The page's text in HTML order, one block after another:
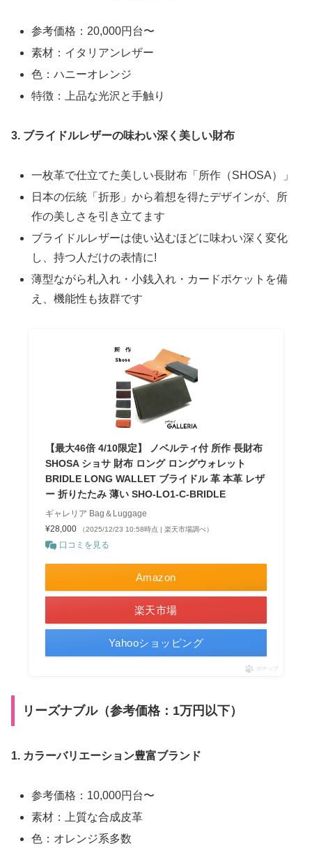
参考価格：20,000円台〜
素材：イタリアンレザー
色：ハニーオレンジ
特徴：上品な光沢と手触り
3. ブライドルレザーの味わい深く美しい財布
一枚革で仕立てた美しい長財布「所作（SHOSA）」
日本の伝統「折形」から着想を得たデザインが、所
作の美しさを引き立てます
ブライドルレザーは使い込むほどに味わい深く変化
し、持つ人だけの表情に!
薄型ながら札入れ・小銭入れ・カードポケットを備
え、機能性も抜群です
【最大46倍 4/10限定】 ノベルティ付 所作 長財布
SHOSA ショサ 財布 ロング ロングウォレット
BRIDLE LONG WALLET ブライドル 革 本革 レザ
ー 折りたたみ 薄い SHO-LO1-C-BRIDLE
ギャレリア Bag＆Luggage
¥28,000
（2025/12/23 10:58時点 | 楽天市場調べ）
口コミを見る
Amazon
楽天市場
Yahooショッピング
ポチップ
リーズナブル（参考価格：1万円以下）
1. カラーバリエーション豊富ブランド
参考価格：10,000円台〜
素材：上質な合成皮革
色：オレンジ系多数